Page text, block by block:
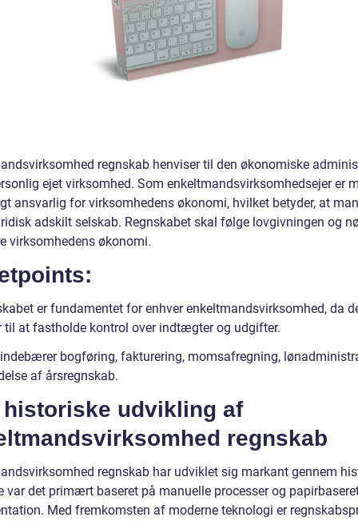
regnskab henviser til den økonomiske
ejet virksomhed. Som enkeltmandsvirksomhedsejer er
ansvarlig for virksomhedens økonomi, hvilket betyder, at
adskilt selskab. Regnskabet skal følge lovgivningen og
virksomhedens økonomi.
er fundamentet for enhver enkeltmandsvirksomhed, da
til at fastholde kontrol over indtægter og udgifter.
bogføring, fakturering, momsafregning,
af årsregnskab.
historiske udvikling af
regnskab
regnskab har udviklet sig markant gennem
var det primært baseret på manuelle processer og
Med fremkomsten af moderne teknologi er